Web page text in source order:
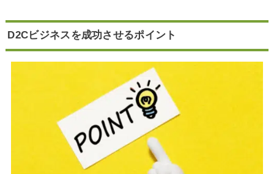
D2Cビジネスを成功させるポイント